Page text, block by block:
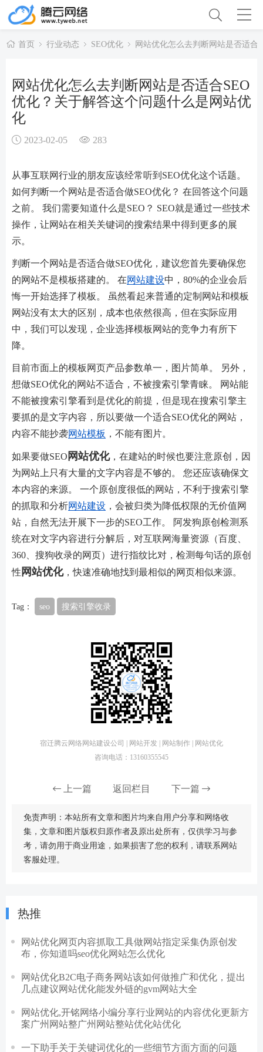
首页 行业动态 SEO优化 网站优化怎么去判断网站是否适合
网站优化怎么去判断网站是否适合SEO
优化？关于解答这个问题什么是网站优
化
2023-02-05 283
从事互联网行业的朋友应该经常听到SEO优化这个话题。
如何判断一个网站是否适合做SEO优化？ 在回答这个问题
之前。 我们需要知道什么是SEO？ SEO就是通过一些技术
操作，让网站在相关关键词的搜索结果中得到更多的展
示。
判断一个网站是否适合做SEO优化，建议您首先要确保您
的网站不是模板搭建的。 在网站建设中，80%的企业会后
悔一开始选择了模板。 虽然看起来普通的定制网站和模板
网站没有太大的区别，成本也依然很高，但在实际应用
中，我们可以发现，企业选择模板网站的竞争力有所下
降。
目前市面上的模板网页产品参数单一，图片简单。 另外，
想做SEO优化的网站不适合，不被搜索引擎青睐。 网站能
不能被搜索引擎看到是优化的前提，但是现在搜索引擎主
要抓的是文字内容，所以要做一个适合SEO优化的网站，
内容不能抄袭网站模板 ，不能有图片。
如果要做SEO 网站优化，在建站的时候也要注意原创，因
为网站上只有大量的文字内容是不够的。 您还应该确保文
本内容的来源。 一个原创度很低的网站，不利于搜索引擎
的抓取和分析网站建设 ，会被归类为降低权限的无价值网
站，自然无法开展下一步的SEO工作。 阿发狗原创检测系
统在对文字内容进行分解后，对互联网海量资源（百度、
360、搜狗收录的网页）进行指纹比对，检测每句话的原创
性 网站优化，快速准确地找到最相似的网页相似来源。
Tag： seo 搜索引擎收录
宿迁腾云网络网站建设公司 | 网站开发 | 网站制作 | 网站优化
咨询电话：13160355545
上一篇 返回栏目 下一篇
免责声明：本站所有文章和图片均来自用户分享和网络收
集，文章和图片版权归原作者及原出处所有，仅供学习与参
考，请勿用于商业用途，如果损害了您的权利，请联系网站
客服处理。
热推
网站优化网页内容抓取工具做网站指定采集伪原创发
布，你知道吗seo优化网站怎么优化
网站优化B2C电子商务网站该如何做推广和优化，提出
几点建议网站优化能发外链的gvm网站大全
网站优化,开铭网络小编分享行业网站的内容优化更新方
案广州网站整广州网站整站优化站优化
一下助手关于关键词优化的一些细节方面方面的问题